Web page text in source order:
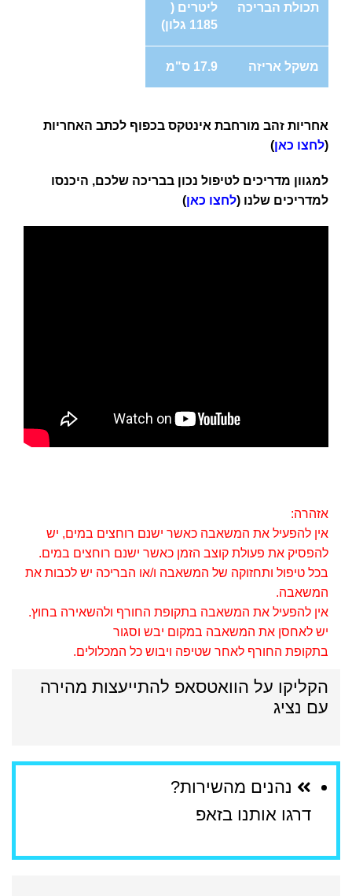
תכולת הבריכה
ליטרים (
1185 גלון)
משקל אריזה 17.9 ס"מ
אחריות זהב מורחבת אינטקס בכפוף לכתב האחריות
(לחצו כאן)
למגוון מדריכים לטיפול נכון בבריכה שלכם, היכנסו
למדריכים שלנו (לחצו כאן)
אזהרה:
אין להפעיל את המשאבה כאשר ישנם רוחצים במים, יש
להפסיק את פעולת קוצב הזמן כאשר ישנם רוחצים במים.
בכל טיפול ותחזוקה של המשאבה ו/או הבריכה יש לכבות את
המשאבה.
אין להפעיל את המשאבה בתקופת החורף ולהשאירה בחוץ.
יש לאחסן את המשאבה במקום יבש וסגור
בתקופת החורף לאחר שטיפה ויבוש כל המכלולים.
הקליקו על הוואטסאפ להתייעצות מהירה
עם נציג
נהנים מהשירות?
דרגו אותנו בזאפ